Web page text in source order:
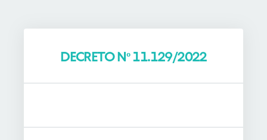
DECRETO Nº 11.129/2022